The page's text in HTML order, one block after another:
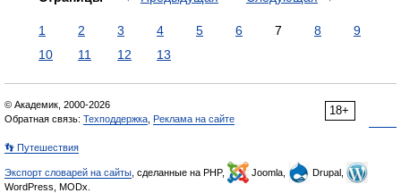
1 2 3 4 5 6 7 8
9
10
11 12 13
18+
© Академик, 2000-2026
Обратная связь: Техподдержка Реклама на сайте
👣 Путешествия
Экспорт словарей на сайты , сделанные на PHP, Joomla,
Drupal,
WordPress, MODx.